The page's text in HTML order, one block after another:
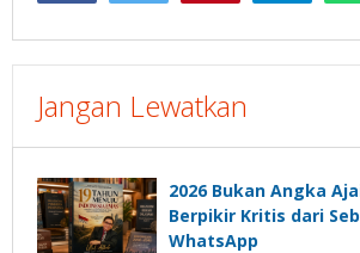
Jangan Lewatkan
2026 Bukan Angka
Berpikir Kritis dari
WhatsApp